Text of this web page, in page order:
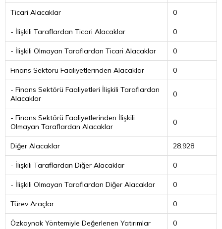
Ticari Alacaklar 0
- İlişkili Taraflardan Ticari Alacaklar 0
- İlişkili Olmayan Taraflardan Ticari Alacaklar 0
Finans Sektörü Faaliyetlerinden Alacaklar 0
- Finans Sektörü Faaliyetleri İlişkili Taraflardan
Alacaklar
0
- Finans Sektörü Faaliyetlerinden İlişkili
Olmayan Taraflardan Alacaklar
0
Diğer Alacaklar 28.928
- İlişkili Taraflardan Diğer Alacaklar 0
- İlişkili Olmayan Taraflardan Diğer Alacaklar 0
Türev Araçlar 0
Özkaynak Yöntemiyle Değerlenen Yatırımlar 0